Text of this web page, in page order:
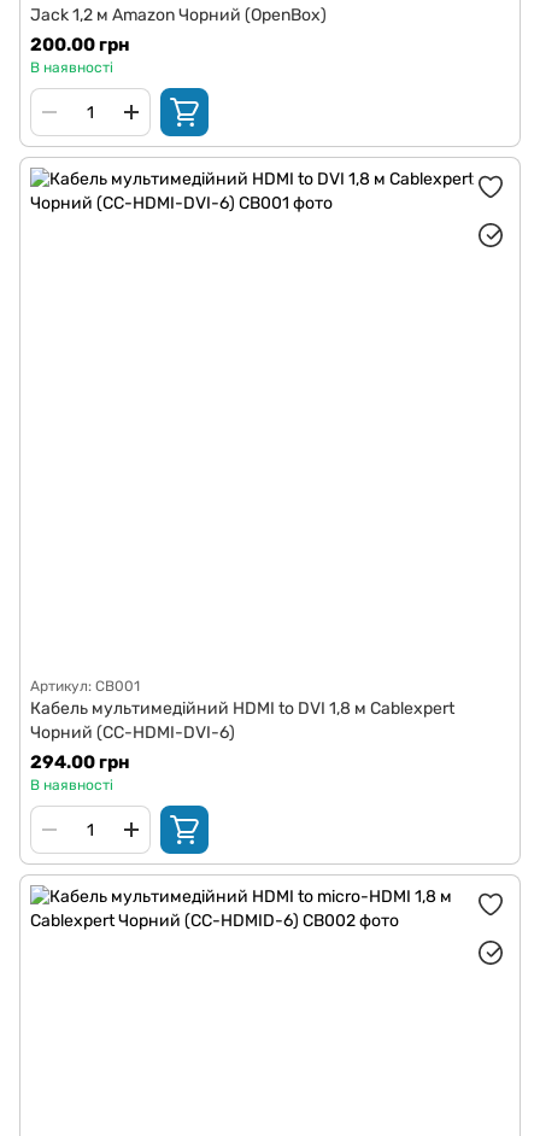
Jack 1,2 м Amazon Чорний (OpenBox)
200.00 грн
В наявності
Артикул: CB001
Кабель мультимедійний HDMI to DVI 1,8 м Cablexpert
Чорний (CC-HDMI-DVI-6)
294.00 грн
В наявності